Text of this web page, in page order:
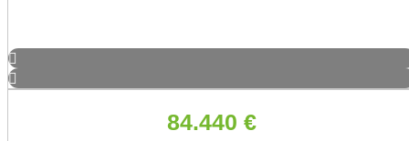
84.440 €